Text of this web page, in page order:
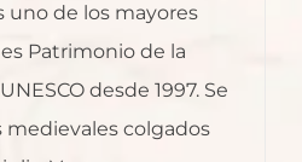
uno de los mayores
Patrimonio de la
desde 1997. Se
medievales colgados